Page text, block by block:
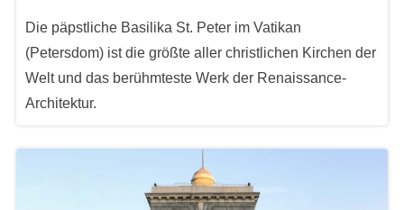
Die päpstliche Basilika St. Peter im Vatikan
(Petersdom) ist die größte aller christlichen Kirchen der
Welt und das berühmteste Werk der Renaissance-
Architektur.